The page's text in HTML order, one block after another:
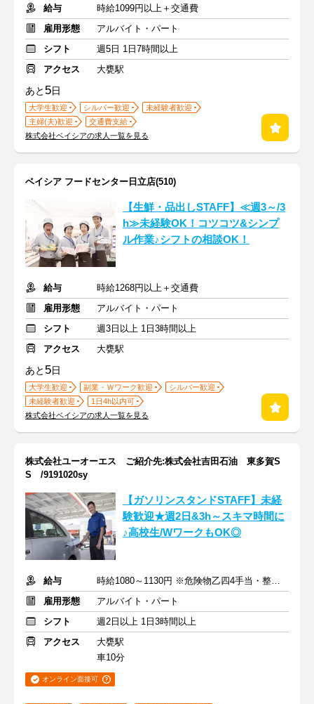
給与
時給1099円以上＋交通費
雇用形態
アルバイト・パート
シフト
週5日 1日7時間以上
アクセス
大甕駅
あと 5日
大学生歓迎 シルバー歓迎
未経験者歓迎
主婦(夫)歓迎
交通費支給
株式会社ベイシアの求人一覧を見る
ベイシア フードセンター日立店(510)
【生鮮・品出しSTAFF】≪週3～/3
h≫未経験OK！コツコツ&シンプ
ル作業♪シフトの相談OK！
給与
時給1268円以上＋交通費
雇用形態
アルバイト・パート
シフト
週3日以上 1日3時間以上
アクセス
大甕駅
あと 5日
大学生歓迎 副業・Ｗワーク歓迎
シルバー歓迎
未経験者歓迎
1日4h以内可
株式会社ベイシアの求人一覧を見る
株式会社ユーオーエス ご紹介先:株式会社吉田石油 東多賀S
S /9191020sy
【ガソリンスタンドSTAFF】未経
験歓迎★週2日&3h～スキマ時間に
♪高校生/WワークもOK◎
給与
時給1080～1130円 ※危険物乙四4手当・整備士手当あり
雇用形態
アルバイト・パート
シフト
週2日以上 1日3時間以上
アクセス
大甕駅
車10分
オンライン面接可